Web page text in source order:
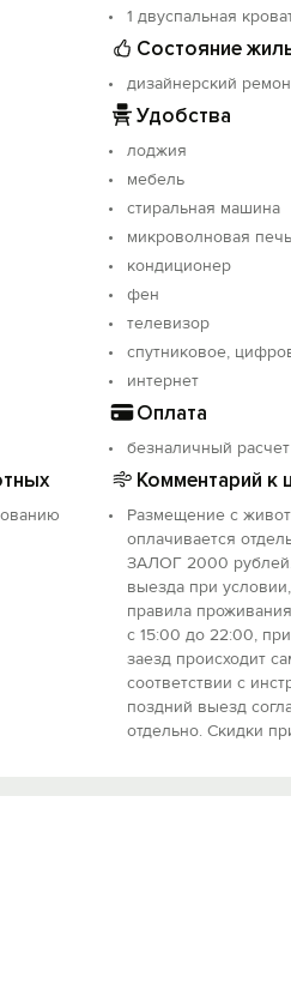
набор косметических
для приготовления пищи
что были соблюдены
самостоятельно в
1 двуспальная
Состояние
дизайнерский
Удобства
лоджия
мебель
стиральная машина
микроволновая печь
кондиционер
фен
телевизор
спутниковое,
интернет
Оплата
безналичный расчет
Комментарий к
Размещение с
оплачивается
ЗАЛОГ 2000
выезда при
правила
с 15:00 до 22:00,
заезд происходит
соответствии с
поздний выезд
отдельно. Скидки